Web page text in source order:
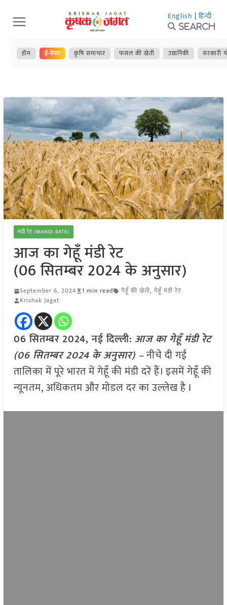
Skip
to
content
English | हिन्दी
Search
होम ई-पेपर कृषि समाचार फसल की खेती उद्यानिकी सरकारी
मंडी रेट (MANDI RATE)
आज का गेहूँ मंडी रेट
(06 सितम्बर 2024 के अनुसार)
September 6, 2024 1 min read गेहूँ की खेती, गेहूँ मंडी रेट
Krishak Jagat
06 सितम्बर 2024, नई दिल्ली: आज का गेहूँ मंडी रेट
(06 सितम्बर 2024 के अनुसार) –नीचे दी गई
तालिका में पूरे भारत में गेहूँ की मंडी दरें हैं। इसमें गेहूँ की
न्यूनतम, अधिकतम और मोडल दर का उल्लेख है I